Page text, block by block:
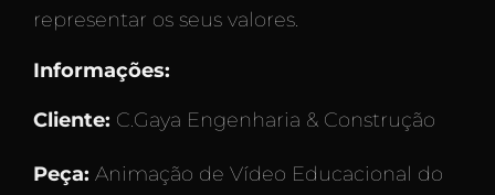
representar os seus valores.
Informações:
Cliente: C.Gaya Engenharia & Construção
Peça: Animação de Vídeo Educacional do